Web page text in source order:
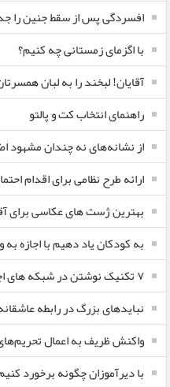
افسردگی پس از سقط جنین را
با اگزمای زمستانی چه کنیم؟
آقایان! لبخند را به لبان
راهنمای انتخاب کت و پالتو
از نشانه‌های نه چندان مشهود
ارائه طرح نظامی برای اقدام
بهترین ژست های عکاسی برای
به کودکان یاد دهیم با اجازه
۷ تکنیک نوشتن در شبکه های اجتماعی
نبایدهای بزرگ در رابطه
واکنش ظریف به اعمال
با دیرآموزان چگونه برخورد